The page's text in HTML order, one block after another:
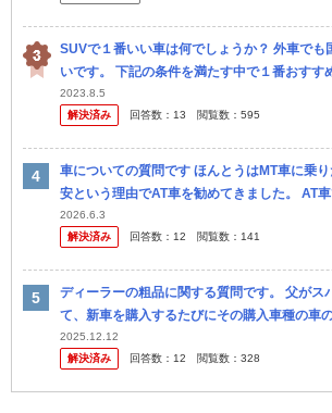
SUVで１番いい車は何でしょうか？ 外車でも
いです。 下記の条件を満たす中で１番おすす
ださい。 1.雪国で強い 2.長時間乗ってても疲
2023.8.5
解決済み
回答数： 13 閲覧数： 595
車についての質問です ほんとうはMT車に乗
安という理由でAT車を勧めてきました。 AT
教えてください。 また、できれば現在販売さ
わ...
2026.6.3
解決済み
回答数： 12 閲覧数： 141
ディーラーの粗品に関する質問です。 父がス
て、新車を購入するたびにその購入車種の車
張ると走るチョロＱの大きいやつ）が貰えて
て私自...
2025.12.12
解決済み
回答数： 12 閲覧数： 328